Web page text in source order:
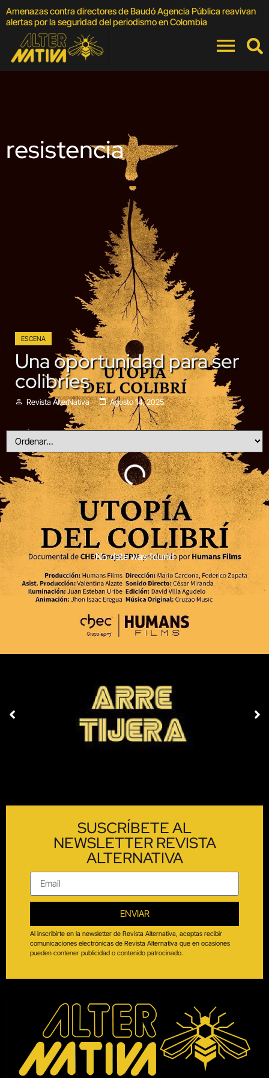
Amenazas contra directores de Baudó Agencia Pública reavivan
alertas por la seguridad del periodismo en Colombia
resistencia
ESCENA
Una oportunidad para ser
colibríes
Revista AlterNativa Agosto 14, 2025
No data was found
SUSCRÍBETE AL
NEWSLETTER REVISTA
ALTERNATIVA
ENVIAR
Al inscribirte en la newsletter de Revista Alternativa, aceptas recibir
comunicaciones electrónicas de Revista Alternativa que en ocasiones
pueden contener publicidad o contenido patrocinado.